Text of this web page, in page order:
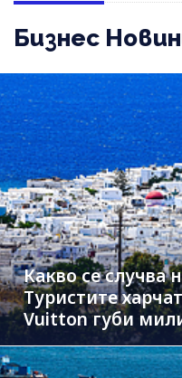
Бизнес
Какво се случва
Туристите
Vuitton губи